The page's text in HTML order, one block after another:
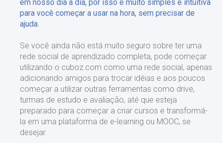
em nosso dia a dia, por isso é muito simples e intuitiva
para você começar a usar na hora, sem precisar de
ajuda.
Se você ainda não está muito seguro sobre ter uma
rede social de aprendizado completa, pode começar
utilizando o cuboz.com como uma rede social, apenas
adicionando amigos para trocar idéias e aos poucos
começar a utilizar outras ferramentas como drive,
turmas de estudo e avaliação, até que esteja
preparado para começar a criar cursos e transformá-
la em uma plataforma de e-learning ou MOOC, se
desejar.